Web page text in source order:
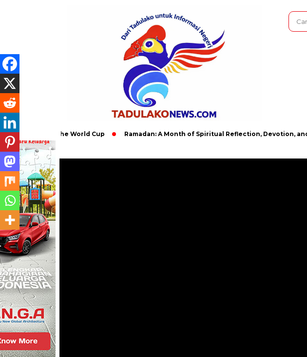
of the World Cup Ramadan: A Month of Spiritual Reflection, Devotion, and Charity